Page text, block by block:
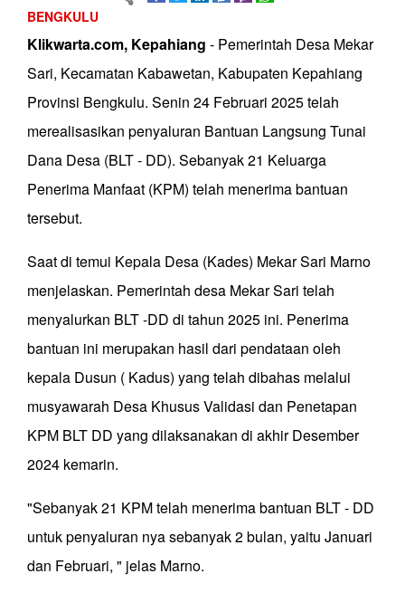
BENGKULU
Klikwarta.com, Kepahiang - Pemerintah Desa Mekar
Sari, Kecamatan Kabawetan, Kabupaten Kepahiang
Provinsi Bengkulu. Senin 24 Februari 2025 telah
merealisasikan penyaluran Bantuan Langsung Tunai
Dana Desa (BLT - DD). Sebanyak 21 Keluarga
Penerima Manfaat (KPM) telah menerima bantuan
tersebut.
Saat di temui Kepala Desa (Kades) Mekar Sari Marno
menjelaskan. Pemerintah desa Mekar Sari telah
menyalurkan BLT -DD di tahun 2025 ini. Penerima
bantuan ini merupakan hasil dari pendataan oleh
kepala Dusun ( Kadus) yang telah dibahas melalui
musyawarah Desa Khusus Validasi dan Penetapan
KPM BLT DD yang dilaksanakan di akhir Desember
2024 kemarin.
"Sebanyak 21 KPM telah menerima bantuan BLT - DD
untuk penyaluran nya sebanyak 2 bulan, yaitu Januari
dan Februari, " jelas Marno.